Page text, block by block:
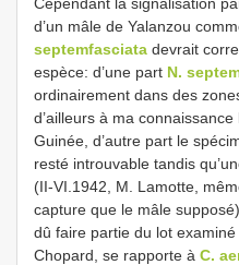
d’un mâle de Yalanzou
septemfasciata devrait
espèce: d’une part N.
ordinairement dans des
d’ailleurs à ma
Guinée, d’autre part le
resté introuvable tandis
(II-VI.1942, M. Lamotte,
capture que le mâle
dû faire partie du lot examiné
Chopard, se rapporte à C.